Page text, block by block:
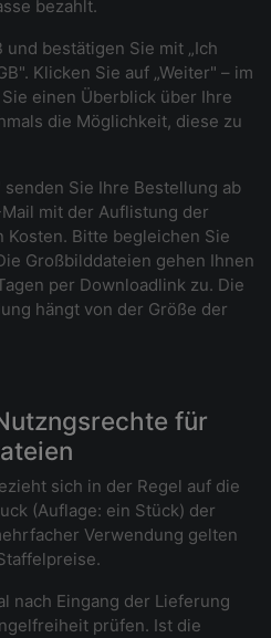
bezahlt.
bestätigen Sie mit „Ich
Klicken Sie auf „Weiter" – im
einen Überblick über Ihre
die Möglichkeit, diese zu
Sie Ihre Bestellung ab
mit der Auflistung der
Bitte begleichen Sie
Großbilddateien gehen Ihnen
per Downloadlink zu. Die
hängt von der Größe der
für
sich in der Regel auf die
(Auflage: ein Stück) der
Verwendung gelten
nach Eingang der Lieferung
prüfen. Ist die